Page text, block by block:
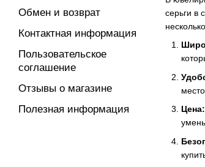
серьги в
Цена:
Обмен и возврат
Контактная информация
Пользовательское
соглашение
Отзывы о магазине
Полезная информация